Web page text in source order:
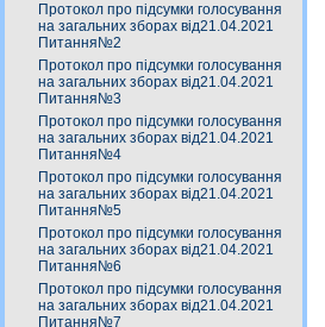
Протокол про підсумки голосування
на загальних зборах від21.04.2021
Питання№2
Протокол про підсумки голосування
на загальних зборах від21.04.2021
Питання№3
Протокол про підсумки голосування
на загальних зборах від21.04.2021
Питання№4
Протокол про підсумки голосування
на загальних зборах від21.04.2021
Питання№5
Протокол про підсумки голосування
на загальних зборах від21.04.2021
Питання№6
Протокол про підсумки голосування
на загальних зборах від21.04.2021
Питання№7